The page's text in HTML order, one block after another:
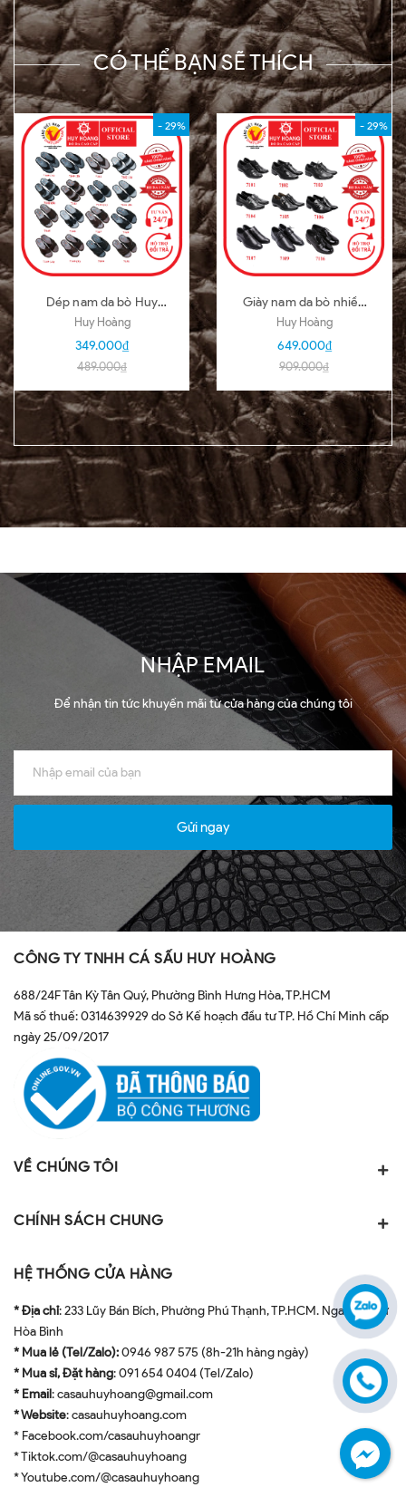
CÓ THỂ BẠN SẼ THÍCH
- 29%
Dép nam da bò Huy
Hoàng nhiều loại nhiều
màu HD7140-51
Huy Hoàng
349.000₫
489.000₫
- 29%
Giày nam da bò nhiều
loại màu đen HD7101-
02-03-04-05-06-07-
09-16
Huy Hoàng
649.000₫
909.000₫
NHẬP EMAIL
Để nhận tin tức khuyến mãi từ cửa hàng của chúng tôi
Gửi ngay
CÔNG TY TNHH CÁ SẤU HUY HOÀNG
688/24F Tân Kỳ Tân Quý, Phường Bình Hưng Hòa, TP.HCM
Mã số thuế: 0314639929 do Sở Kế hoạch đầu tư TP. Hồ Chí Minh cấp
ngày 25/09/2017
VỀ CHÚNG TÔI
CHÍNH SÁCH CHUNG
HỆ THỐNG CỬA HÀNG
* Địa chỉ: 233 Lũy Bán Bích, Phường Phú Thạnh, TP.HCM. Ngay ngã tư
Hòa Bình
* Mua lẻ (Tel/Zalo):0946 987 575 (8h-21h hàng ngày)
* Mua sỉ, Đặt hàng: 091 654 0404 (Tel/Zalo)
* Email: casauhuyhoang@gmail.com
* Website: casauhuyhoang.com
* Facebook.com/casauhuyhoangr
* Tiktok.com/@casauhuyhoang
* Youtube.com/@casauhuyhoang